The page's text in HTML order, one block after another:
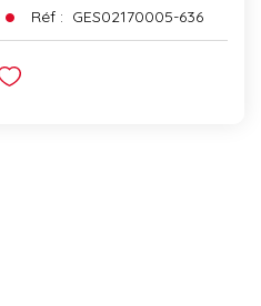
Réf : GES02170005-636